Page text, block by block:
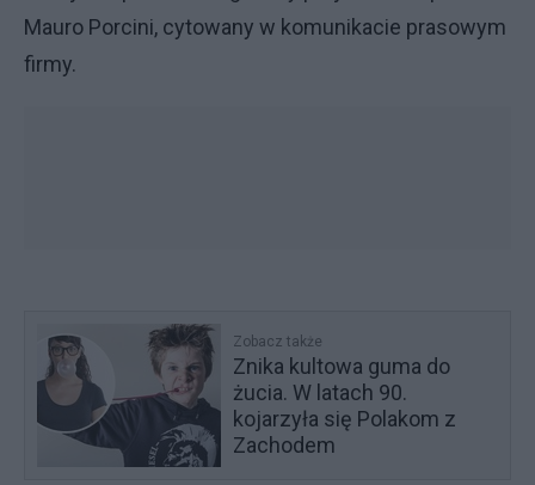
Mauro Porcini, cytowany w komunikacie prasowym
firmy.
Zobacz także
Znika kultowa guma do
żucia. W latach 90.
kojarzyła się Polakom z
Zachodem